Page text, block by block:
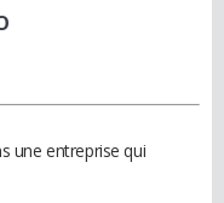
une entreprise qui